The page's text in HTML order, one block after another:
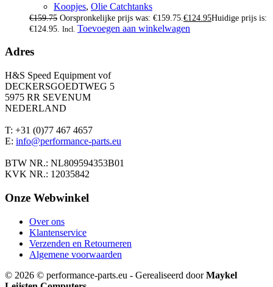
Koopjes, Olie Catchtanks
€159.75 Oorspronkelijke prijs was: €159.75. €124.95Huidige prijs is:
€124.95.
Incl. Toevoegen aan winkelwagen
Adres
H&S Speed Equipment vof
DECKERSGOEDTWEG 5
5975 RR SEVENUM
NEDERLAND
T: +31 (0)77 467 4657
E: info@performance-parts.eu
BTW NR.: NL809594353B01
KVK NR.: 12035842
Onze Webwinkel
Over ons
Klantenservice
Verzenden en Retourneren
Algemene voorwaarden
© 2026 © performance-parts.eu - Gerealiseerd doorMaykel